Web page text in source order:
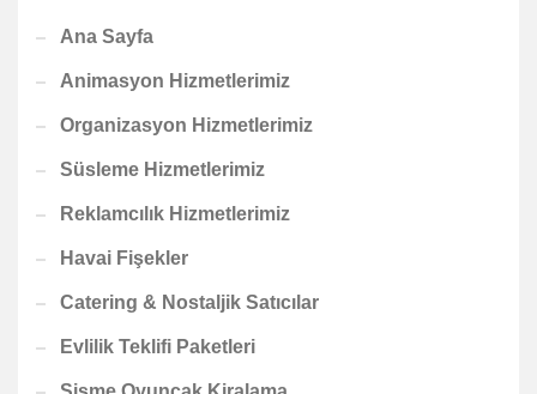
Ana Sayfa
Animasyon Hizmetlerimiz
Organizasyon Hizmetlerimiz
Süsleme Hizmetlerimiz
Reklamcılık Hizmetlerimiz
Havai Fişekler
Catering & Nostaljik Satıcılar
Evlilik Teklifi Paketleri